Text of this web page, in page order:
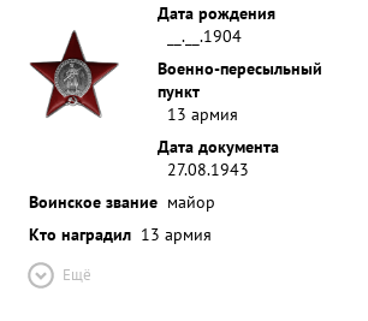
Дата рождения
__.__.1904
Военно-пересыльный
пункт
13 армия
Дата документа
27.08.1943
Воинское звание майор
Кто наградил 13 армия
Ещё